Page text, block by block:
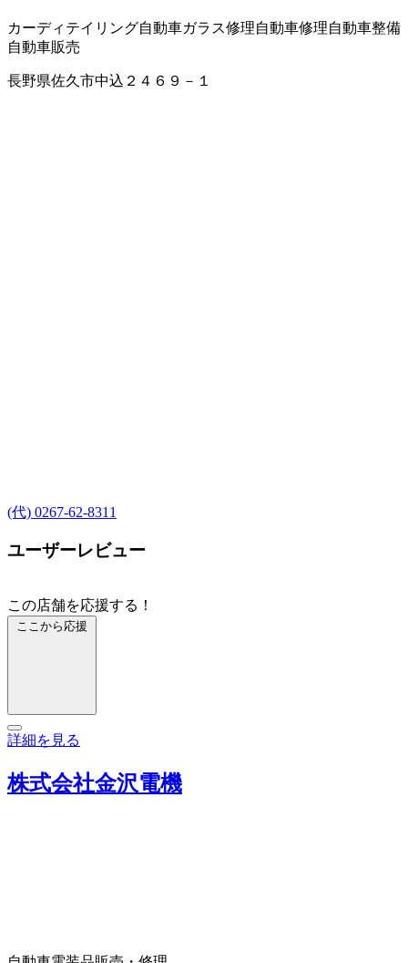
カーディテイリング自動車ガラス修理自動車修理自動車整備
自動車販売
長野県佐久市中込２４６９－１
(代) 0267-62-8311
ユーザーレビュー
この店舗を応援する！
ここから応援
詳細を見る
株式会社金沢電機